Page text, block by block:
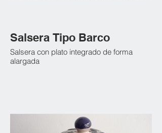
Salsera Tipo Barco
Salsera con plato integrado de forma
alargada